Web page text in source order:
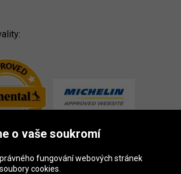
o vaše soukromí
fungování webových stránek
cookies.